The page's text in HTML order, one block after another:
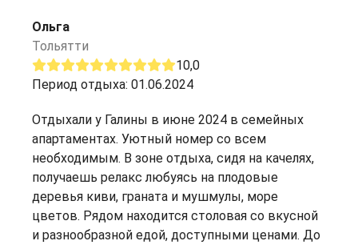
Ольга
Тольятти
10,0
Период отдыха: 01.06.2024
Отдыхали у Галины в июне 2024 в семейных
апартаментах. Уютный номер со всем
необходимым. В зоне отдыха, сидя на качелях,
получаешь релакс любуясь на плодовые
деревья киви, граната и мушмулы, море
цветов. Рядом находится столовая со вкусной
и разнообразной едой, доступными ценами. До